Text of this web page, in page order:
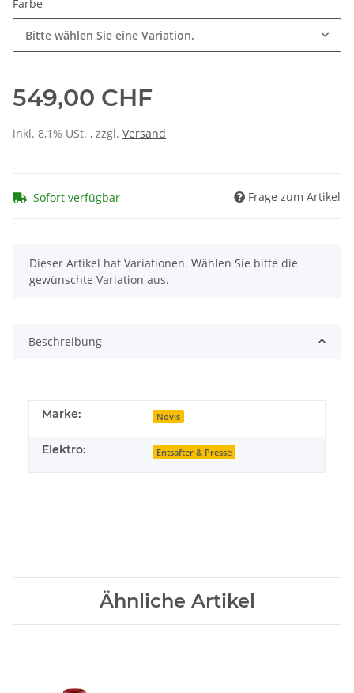
Farbe
Bitte wählen Sie eine Variation.
549,00 CHF
inkl. 8,1% USt. , zzgl. Versand
Sofort verfügbar Frage zum Artikel
x
Dieser Artikel hat Variationen. Wählen Sie bitte die
gewünschte Variation aus.
Beschreibung
Marke: Novis
Elektro: Entsafter & Presse
Ähnliche Artikel